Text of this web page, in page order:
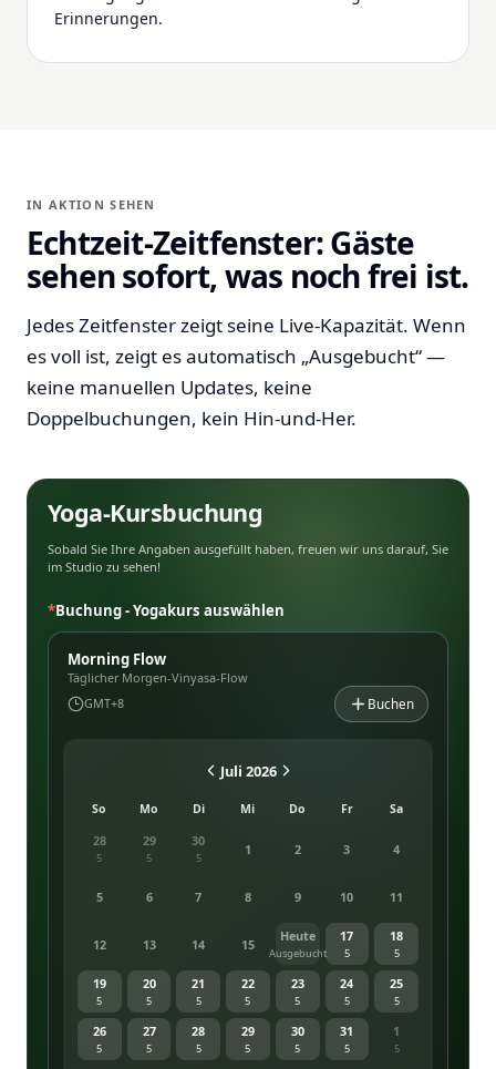
Erinnerungen.
IN AKTION SEHEN
Echtzeit-Zeitfenster: Gäste
sehen sofort, was noch frei ist.
Jedes Zeitfenster zeigt seine Live-Kapazität. Wenn
es voll ist, zeigt es automatisch „Ausgebucht“ —
keine manuellen Updates, keine
Doppelbuchungen, kein Hin-und-Her.
Yoga-Kursbuchung
Sobald Sie Ihre Angaben ausgefüllt haben, freuen wir uns darauf, Sie
im Studio zu sehen!
*Buchung - Yogakurs auswählen
Morning Flow
Täglicher Morgen-Vinyasa-Flow
GMT+8 Buchen
Juli 2026
So Mo Di Mi Do Fr Sa
28
5
29
5
30
5
1 2 3 4
5 6 7 8 9 10 11
12 13 14 15 Heute
Ausgebucht
17
5
18
5
19
5
20
5
21
5
22
5
23
5
24
5
25
5
26
5
27
5
28
5
29
5
30
5
31
5
1
5